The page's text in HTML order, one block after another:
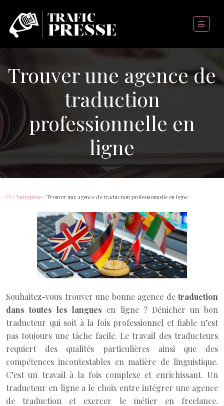
Trouver une agence de
traduction
professionnelle en
ligne
/ Entreprise / Trouver une agence de traduction professionnelle en ligne
Souhaitez-vous trouver une bonne agence de traduction
dans toutes les langues en ligne ? Dénicher un bon
traducteur qui soit à la fois professionnel et fiable n’est
pas toujours une tâche facile. Le travail des traducteurs
requiert des qualités particulières ainsi que des
compétences incontestables en matière de linguistique.
C’est un travail à la fois complexe et enrichissant. Un
traducteur en ligne a le choix entre intégrer une agence
de traduction et exercer le métier en freelance.